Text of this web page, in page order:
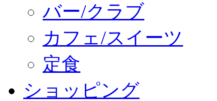
バー/クラブ
カフェ/スイーツ
定食
ショッピング